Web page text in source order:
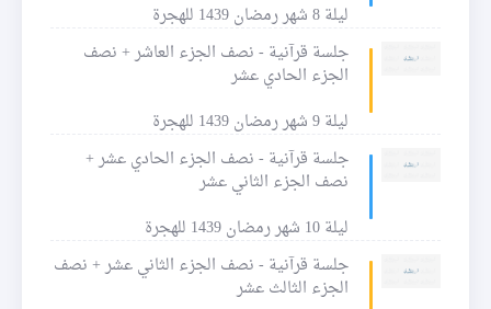
ليلة 8 شهر رمضان 1439 للهجرة
جلسة قرآنية - نصف الجزء العاشر + نصف
الجزء الحادي عشر
ليلة 9 شهر رمضان 1439 للهجرة
جلسة قرآنية - نصف الجزء الحادي عشر +
نصف الجزء الثاني عشر
ليلة 10 شهر رمضان 1439 للهجرة
جلسة قرآنية - نصف الجزء الثاني عشر + نصف
الجزء الثالث عشر